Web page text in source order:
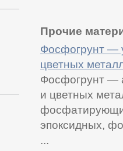
Прочие
Фосфогрунт —
цветных
Фосфогрунт —
и цветных
эпоксидных,
...